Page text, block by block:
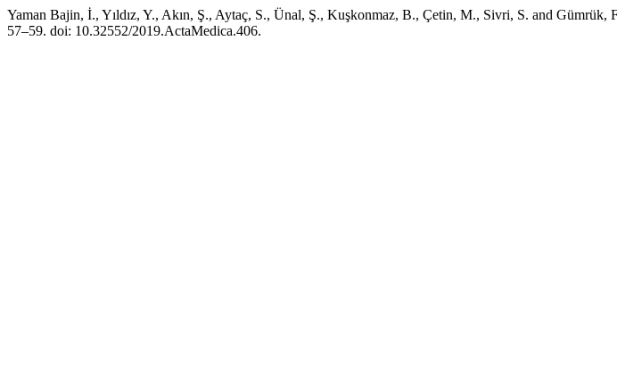
Yaman Bajin, İ., Yıldız, Y., Akın, Ş., Aytaç, S., Ünal, Ş., Kuşkonmaz, B., Çetin, M., Sivri, S. and
57–59. doi: 10.32552/2019.ActaMedica.406.